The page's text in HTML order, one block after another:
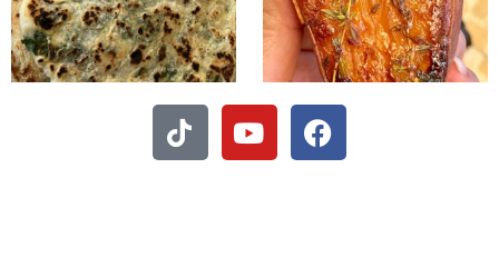
חיתוכיות ריבה וקוקוס